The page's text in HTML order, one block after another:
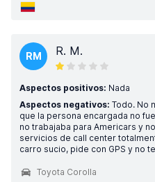
RM R. M.
Aspectos positivos: Nada
Aspectos negativos: Todo. No
que la persona encargada no
no trabajaba para Americars y
servicios de call center
carro sucio, pide con GPS y no
Toyota Corolla